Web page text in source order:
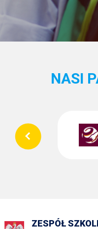
NASI
ZESPÓŁ